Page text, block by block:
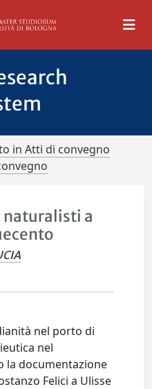
in Atti di convegno
naturalisti a
nel porto di
nel
la documentazione
Felici a Ulisse